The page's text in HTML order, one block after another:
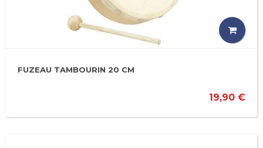
FUZEAU TAMBOURIN 20 CM
19,90 €